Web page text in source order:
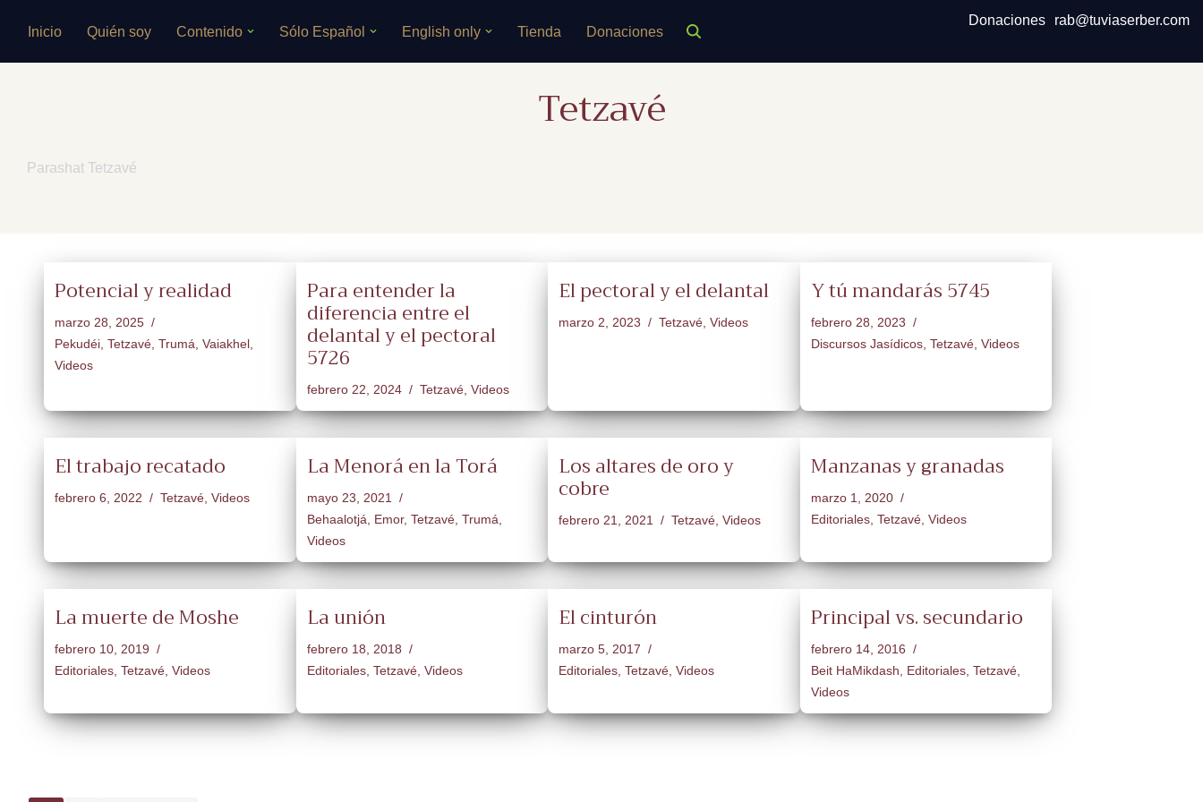
Inicio Quién soy Contenido Sólo Español English only Tienda Donaciones
Donaciones rab@tuviaserber.com
Tetzavé
Parashat Tetzavé
Potencial y realidad
marzo 28, 2025
Pekudéi Tetzavé Trumá Vaiakhel
Videos
Para entender la
diferencia entre el
delantal y el pectoral
5726
febrero 22, 2024 Tetzavé, Videos
El pectoral y el delantal
marzo 2, 2023 Tetzavé Videos
Y tú mandarás 5745
febrero 28, 2023
Discursos Jasídicos, Tetzavé, Videos
El trabajo recatado
febrero 6, 2022 Tetzavé Videos
La Menorá en la Torá
mayo 23, 2021
Behaalotjá
Emor, Tetzavé, Trumá
Videos
Los altares de oro y
cobre
febrero 21, 2021 Tetzavé Videos
Manzanas y granadas
marzo 1, 2020
Editoriales, Tetzavé, Videos
La muerte de Moshe
febrero 10, 2019
Editoriales Tetzavé Videos
La unión
febrero 18, 2018
Editoriales, Tetzavé, Videos
El cinturón
marzo 5, 2017
Editoriales Tetzavé Videos
Principal vs. secundario
febrero 14, 2016
Beit HaMikdash
Editoriales, Tetzavé,
Videos